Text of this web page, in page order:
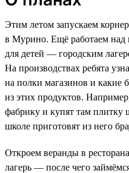
Этим летом запускаем
в Мурино. Ещё работаем
для детей — городским
На производствах ребята
на полки магазинов и какие
из этих продуктов.
фабрику и купят там плитку
школе приготовят из него
Откроем веранды в
лагерь — после чего